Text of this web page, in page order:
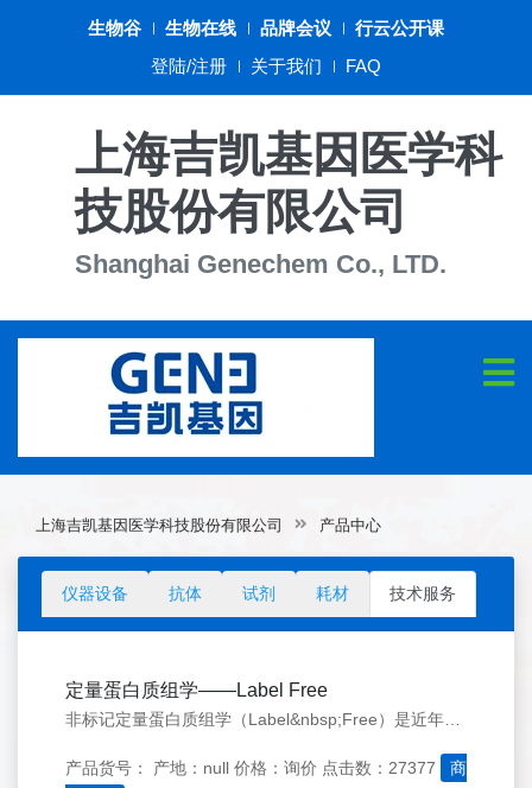
生物谷 生物在线 品牌会议
行云公开课
登陆/注册
关于我们 FAQ
上海吉凯基因医学科
技股份有限公司
Shanghai Genechem Co., LTD.
上海吉凯基因医学科技股份有限公司 产品中心
仪器设备 抗体 试剂 耗材 技术服务
定量蛋白质组学——Label Free
产品货号： 产地：null 价格：询价 点击数：27377
商